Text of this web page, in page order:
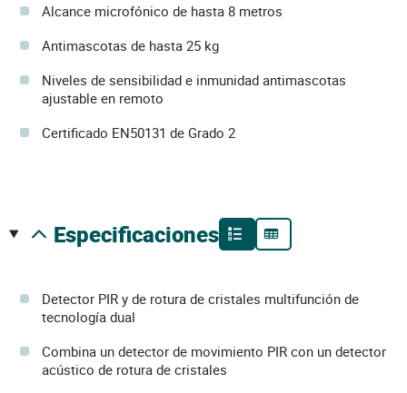
Alcance microfónico de hasta 8 metros
Antimascotas de hasta 25 kg
Niveles de sensibilidad e inmunidad antimascotas
ajustable en remoto
Certificado EN50131 de Grado 2
especificaciones
Detector PIR y de rotura de cristales multifunción de
tecnología dual
Combina un detector de movimiento PIR con un detector
acústico de rotura de cristales